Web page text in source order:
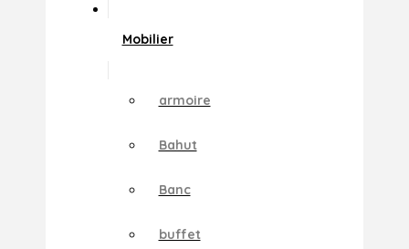
Mobilier
armoire
Bahut
Banc
buffet